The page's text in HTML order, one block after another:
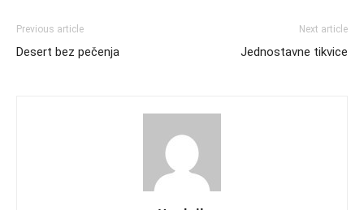
Previous article
Desert bez pečenja
Next article
Jednostavne tikvice